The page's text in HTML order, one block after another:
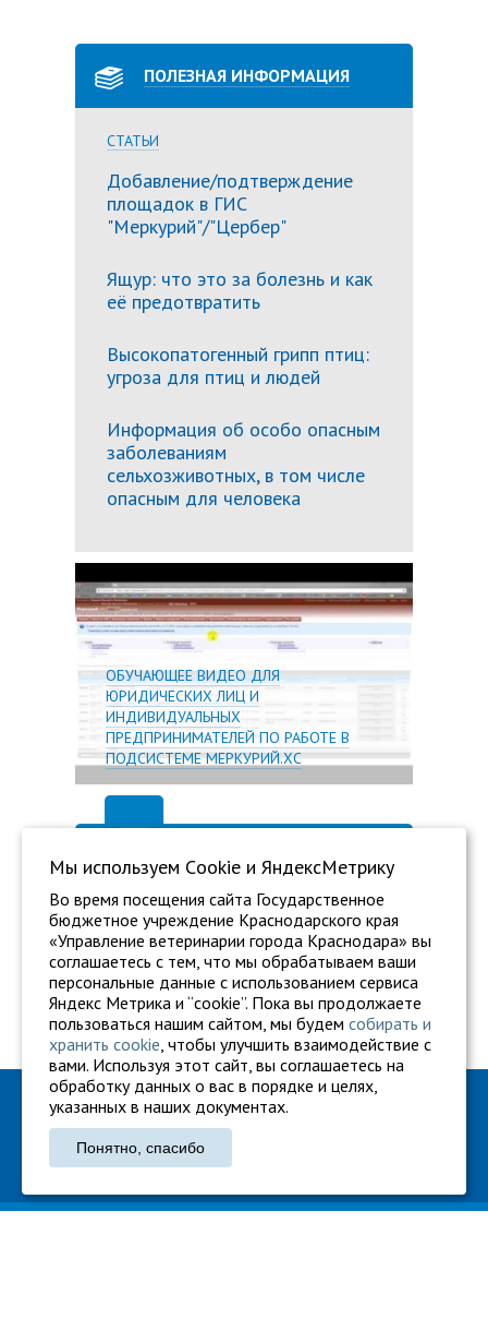
ПОЛЕЗНАЯ ИНФОРМАЦИЯ
СТАТЬИ
Добавление/подтверждение
площадок в ГИС
"Меркурий"/"Цербер"
Ящур: что это за болезнь и как
её предотвратить
Высокопатогенный грипп птиц:
угроза для птиц и людей
Информация об особо опасным
заболеваниям
сельхозживотных, в том числе
опасным для человека
ОБУЧАЮЩЕЕ ВИДЕО ДЛЯ
ЮРИДИЧЕСКИХ ЛИЦ И
ИНДИВИДУАЛЬНЫХ
ПРЕДПРИНИМАТЕЛЕЙ ПО РАБОТЕ В
ПОДСИСТЕМЕ МЕРКУРИЙ.ХС
ГБУ "Ветуправление города Краснодара"
Адрес: г. Краснодар, ул. Карасунская, 110
Тел.: +7 861 260-27-94
Мы используем Сookie и ЯндексМетрику
Во время посещения сайта Государственное
бюджетное учреждение Краснодарского края
«Управление ветеринарии города Краснодара» вы
соглашаетесь с тем, что мы обрабатываем ваши
персональные данные с использованием сервиса
Яндекс Метрика и “cookie”. Пока вы продолжаете
пользоваться нашим сайтом, мы будем собирать и
хранить cookie, чтобы улучшить взаимодействие с
вами. Используя этот сайт, вы соглашаетесь на
обработку данных о вас в порядке и целях,
указанных в наших документах.
Понятно, спасибо